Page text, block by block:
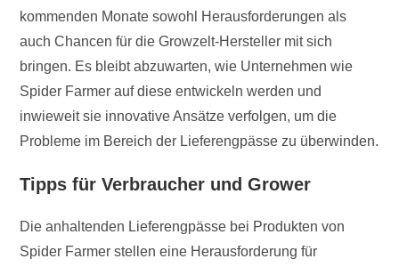
kommenden Monate sowohl Herausforderungen als
auch Chancen für die Growzelt-Hersteller mit sich
bringen. Es bleibt abzuwarten, wie Unternehmen wie
Spider Farmer auf diese entwickeln werden und
inwieweit sie innovative Ansätze verfolgen, um die
Probleme im Bereich der Lieferengpässe zu überwinden.
Tipps für Verbraucher und Grower
Die anhaltenden Lieferengpässe bei Produkten von
Spider Farmer stellen eine Herausforderung für